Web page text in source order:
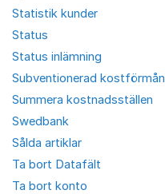
Statistik kunder
Status
Status inlämning
Subventionerad kostförmån
Summera kostnadsställen
Swedbank
Sålda artiklar
Ta bort Datafält
Ta bort konto